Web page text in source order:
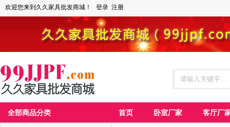
欢迎您来到久久家具批发商城！ 登录 注册
全部商品分类 首页 卧室厂家 客厅厂